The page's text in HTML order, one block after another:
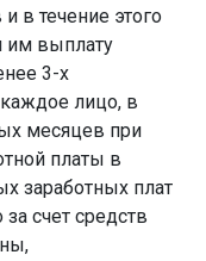
в течение этого
им выплату
3-х
лицо, в
месяцев при
платы в
заработных плат
счет средств